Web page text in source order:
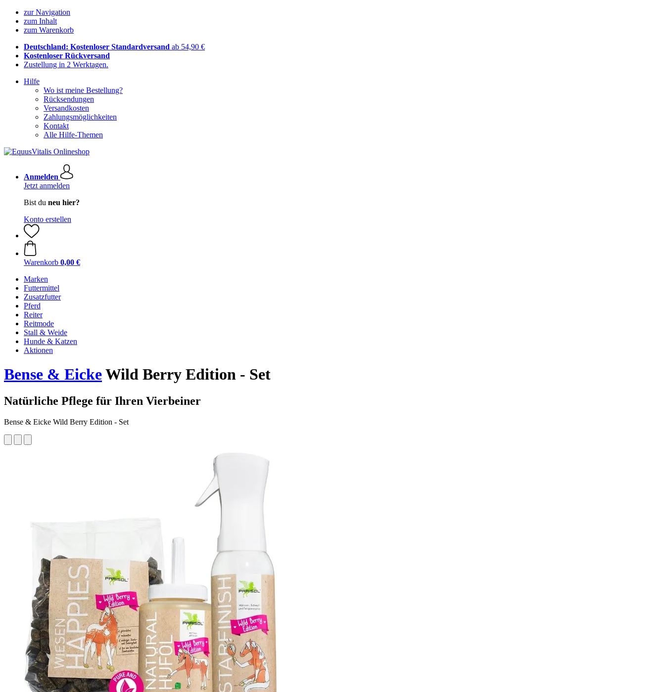
zur Navigation
zum Inhalt
zum Warenkorb
Deutschland: Kostenloser Standardversand ab 54,90 €
Kostenloser Rückversand
Zustellung in 2 Werktagen.
Hilfe
Wo ist meine Bestellung?
Rücksendungen
Versandkosten
Zahlungsmöglichkeiten
Kontakt
Alle Hilfe-Themen
Anmelden
Jetzt anmelden
Bist du neu hier?
Konto erstellen
Warenkorb 0,00 €
Marken
Futtermittel
Zusatzfutter
Pferd
Reiter
Reitmode
Stall & Weide
Hunde & Katzen
Aktionen
Bense & EickeWild Berry Edition - Set
Natürliche Pflege für Ihren Vierbeiner
Bense & Eicke Wild Berry Edition - Set